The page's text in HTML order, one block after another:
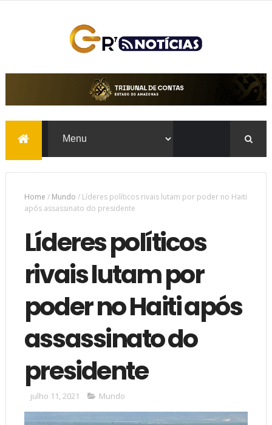
Home / Mundo / Líderes políticos rivais lutam por poder no Haiti
após assassinato do presidente
Líderes políticos
rivais lutam por
poder no Haiti após
assassinato do
presidente
julho 11, 2021 Mundo